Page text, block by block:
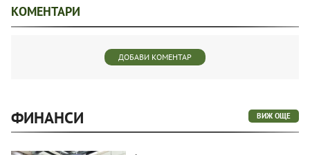
КОМЕНТАРИ
ДОБАВИ КОМЕНТАР
ФИНАНСИ ВИЖ ОЩЕ